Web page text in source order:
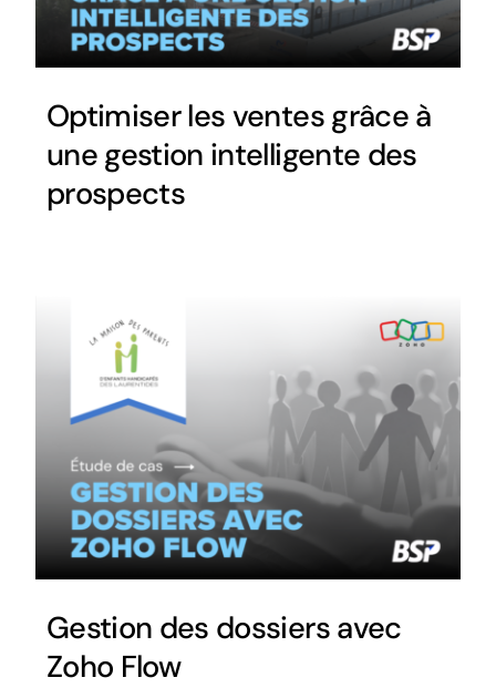
Optimiser les ventes grâce à
une gestion intelligente des
prospects
Gestion des dossiers avec
Zoho Flow